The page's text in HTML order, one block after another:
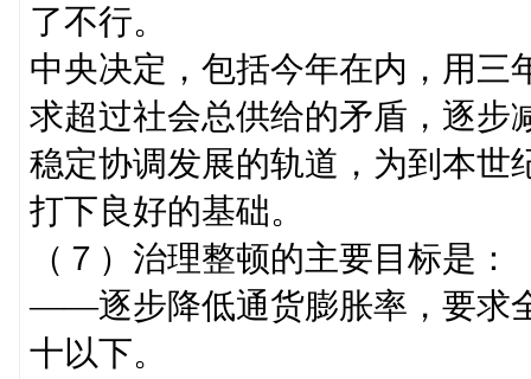
了不行。
中央决定，包括今年在内，用三
求超过社会总供给的矛盾，逐步
稳定协调发展的轨道，为到本世
打下良好的基础。
（７）治理整顿的主要目标是：
——逐步降低通货膨胀率，要求
十以下。